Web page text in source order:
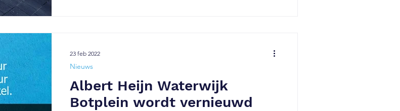
Albert Heijn Waterwijk
Botplein wordt vernieuwd
Nieuws
23 feb 2022